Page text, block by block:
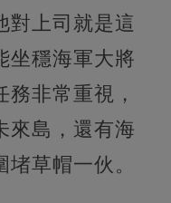
對上司就是這
坐穩海軍大將
非常重視，
來島，還有海
草帽一伙。